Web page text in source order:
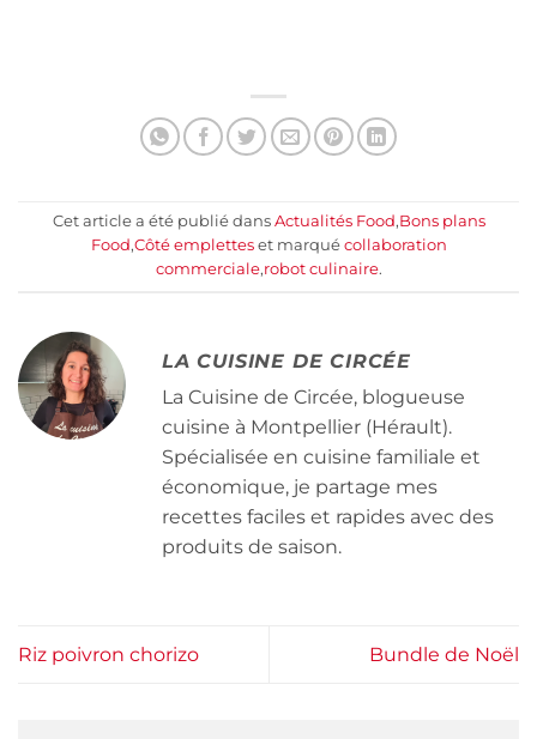
Cet article a été publié dans Actualités Food,Bons plans
Food,Côté empletteset marqué collaboration
commerciale,robot culinaire.
LA CUISINE DE CIRCÉE
La Cuisine de Circée, blogueuse
cuisine à Montpellier (Hérault).
Spécialisée en cuisine familiale et
économique, je partage mes
recettes faciles et rapides avec des
produits de saison.
Riz poivron chorizo Bundle de Noël